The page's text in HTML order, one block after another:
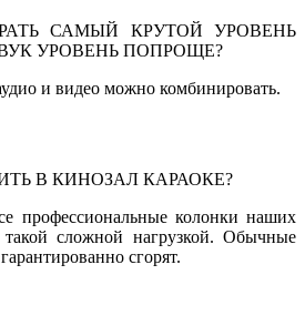
САМЫЙ КРУТОЙ УРОВЕНЬ
УРОВЕНЬ ПОПРОЩЕ?
и видео можно комбинировать.
В КИНОЗАЛ КАРАОКЕ?
колонки наших
такой сложной нагрузкой. Обычные
сгорят.